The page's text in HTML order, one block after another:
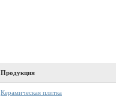
Продукция
Керамическая плитка